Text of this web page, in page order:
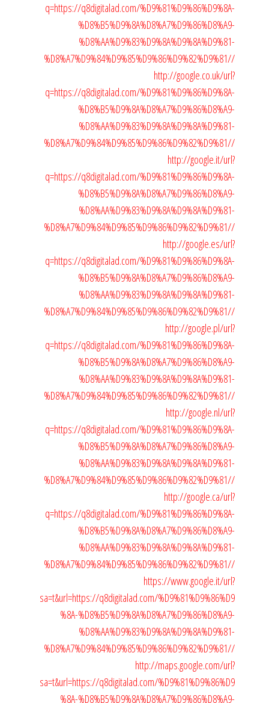
q=https://q8digitalad.com/%D9%81%D9%86%D9%8A-
%D8%B5%D9%8A%D8%A7%D9%86%D8%A9-
%D8%AA%D9%83%D9%8A%D9%8A%D9%81-
%D8%A7%D9%84%D9%85%D9%86%D9%82%D9%81//
http://google.co.uk/url?
q=https://q8digitalad.com/%D9%81%D9%86%D9%8A-
%D8%B5%D9%8A%D8%A7%D9%86%D8%A9-
%D8%AA%D9%83%D9%8A%D9%8A%D9%81-
%D8%A7%D9%84%D9%85%D9%86%D9%82%D9%81//
http://google.it/url?
q=https://q8digitalad.com/%D9%81%D9%86%D9%8A-
%D8%B5%D9%8A%D8%A7%D9%86%D8%A9-
%D8%AA%D9%83%D9%8A%D9%8A%D9%81-
%D8%A7%D9%84%D9%85%D9%86%D9%82%D9%81//
http://google.es/url?
q=https://q8digitalad.com/%D9%81%D9%86%D9%8A-
%D8%B5%D9%8A%D8%A7%D9%86%D8%A9-
%D8%AA%D9%83%D9%8A%D9%8A%D9%81-
%D8%A7%D9%84%D9%85%D9%86%D9%82%D9%81//
http://google.pl/url?
q=https://q8digitalad.com/%D9%81%D9%86%D9%8A-
%D8%B5%D9%8A%D8%A7%D9%86%D8%A9-
%D8%AA%D9%83%D9%8A%D9%8A%D9%81-
%D8%A7%D9%84%D9%85%D9%86%D9%82%D9%81//
http://google.nl/url?
q=https://q8digitalad.com/%D9%81%D9%86%D9%8A-
%D8%B5%D9%8A%D8%A7%D9%86%D8%A9-
%D8%AA%D9%83%D9%8A%D9%8A%D9%81-
%D8%A7%D9%84%D9%85%D9%86%D9%82%D9%81//
http://google.ca/url?
q=https://q8digitalad.com/%D9%81%D9%86%D9%8A-
%D8%B5%D9%8A%D8%A7%D9%86%D8%A9-
%D8%AA%D9%83%D9%8A%D9%8A%D9%81-
%D8%A7%D9%84%D9%85%D9%86%D9%82%D9%81//
https://www.google.it/url?
sa=t&url=https://q8digitalad.com/%D9%81%D9%86%D9
%8A-%D8%B5%D9%8A%D8%A7%D9%86%D8%A9-
%D8%AA%D9%83%D9%8A%D9%8A%D9%81-
%D8%A7%D9%84%D9%85%D9%86%D9%82%D9%81//
http://maps.google.com/url?
sa=t&url=https://q8digitalad.com/%D9%81%D9%86%D9
%8A-%D8%B5%D9%8A%D8%A7%D9%86%D8%A9-